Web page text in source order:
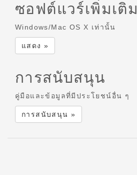
ซอฟต์แวร์เพิ่มเติม
Windows/Mac OS X เท่านั้น
แสดง »
การสนับสนุน
คู่มือและข้อมูลที่มีประโยชน์อื่น ๆ
การสนับสนุน »